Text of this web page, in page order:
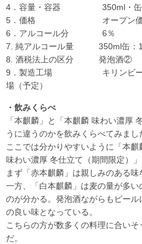
4．容量・容器 350ml・缶
5．価格 オープン価
6．アルコール分 6％
7. 純アルコール量 350ml缶：
8. 酒税法上の区分 発泡酒②
9．製造工場 キリンビール仙
場（予定）
・飲みくらべ
「本麒麟」と「本麒麟 味わい濃厚
うに違うのかを飲みくらべてみまし
ここでは分かりやすいように「本
味わい濃厚 冬仕立て（期間限定）
まず「赤本麒麟」は親しみのある味
一方、「白本麒麟」は麦の量が多
のが分かる。発泡酒ながらもビー
の良い味となっている。
こちらの方が数多くの料理に合い
だ。